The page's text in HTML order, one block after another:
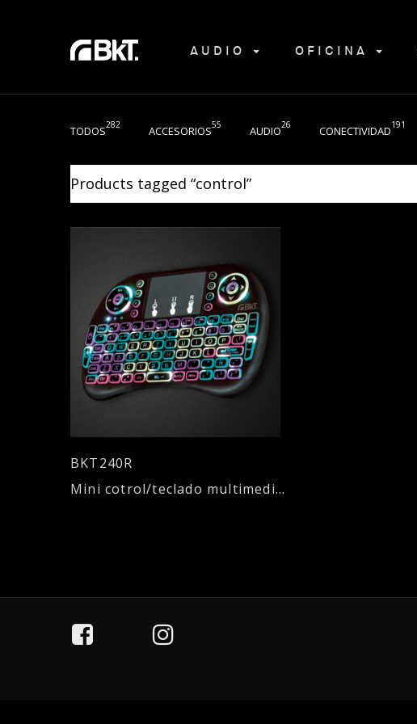
AUDIO OFICINA
TODOS282 ACCESORIOS55 AUDIO26 CONECTIVIDAD191
Products tagged “control”
BKT240R
Mini cotrol/teclado multimedia inalámbrico